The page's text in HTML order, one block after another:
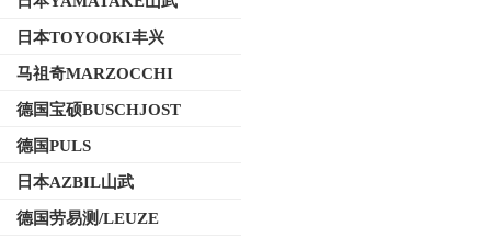
日本TOYOOKI丰兴
马祖奇MARZOCCHI
德国宝硕BUSCHJOST
德国PULS
日本AZBIL山武
德国劳易测/LEUZE